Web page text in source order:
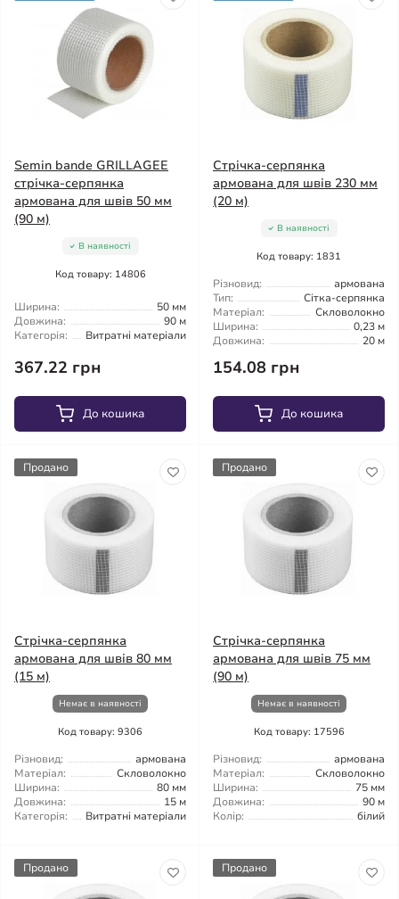
Semin bande GRILLAGEЕ
стрічка-серпянка
армована для швів 50 мм
(90 м)
В наявності
Код товару: 14806
Ширина:
50 мм
Довжина:
90 м
Категорія:
Витратні матеріали
367.22 грн
До кошика
Стрічка-серпянка
армована для швів 230 мм
(20 м)
В наявності
Код товару: 1831
Різновид:
армована
Тип:
Сітка-серпянка
Матеріал:
Скловолокно
Ширина:
0,23 м
Довжина:
20 м
154.08 грн
До кошика
Продано
Стрічка-серпянка
армована для швів 80 мм
(15 м)
Немає в наявності
Код товару: 9306
Різновид:
армована
Матеріал:
Скловолокно
Ширина:
80 мм
Довжина:
15 м
Категорія:
Витратні матеріали
Продано
Стрічка-серпянка
армована для швів 75 мм
(90 м)
Немає в наявності
Код товару: 17596
Різновид:
армована
Матеріал:
Скловолокно
Ширина:
75 мм
Довжина:
90 м
Колір:
білий
Продано Продано